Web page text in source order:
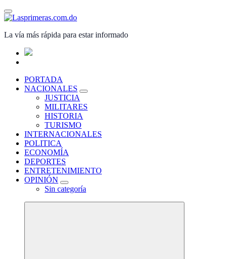
Saltar
al
La vía más rápida para estar informado
PORTADA
NACIONALES
JUSTICIA
MILITARES
HISTORIA
TURISMO
INTERNACIONALES
POLITICA
ECONOMÍA
DEPORTES
ENTRETENIMIENTO
OPINIÓN
Sin categoría